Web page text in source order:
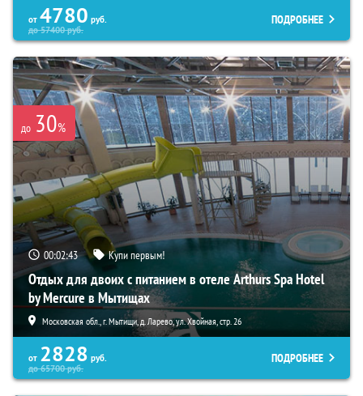
от 4780 руб.
до57400руб.
ПОДРОБНЕЕ
до 30%
00:02:41 Купи первым!
Отдых для двоих с питанием в отеле Arthurs Spa Hotel
by Mercure в Мытищах
Московская обл., г. Мытищи, д. Ларево, ул. Хвойная, стр. 26
от 2828 руб.
до65700руб.
ПОДРОБНЕЕ